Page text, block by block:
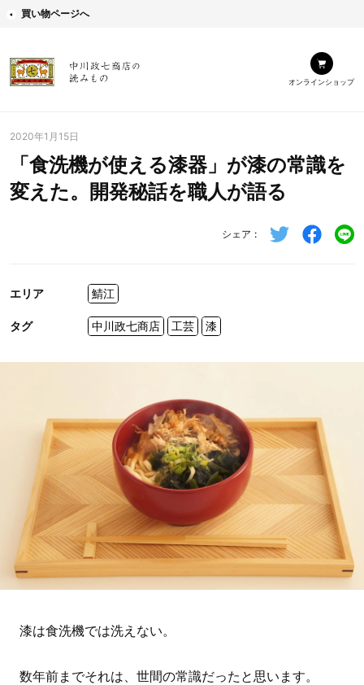
買い物ページへ
オンラインショップ
2020年1月15日
「食洗機が使える漆器」が漆の常識を
変えた。開発秘話を職人が語る
シェア
エリア 鯖江
タグ 中川政七商店 工芸 漆
漆は食洗機では洗えない。
数年前までそれは、世間の常識だったと思います。